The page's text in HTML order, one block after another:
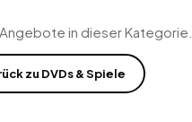
in dieser Kategorie.
zu DVDs & Spiele